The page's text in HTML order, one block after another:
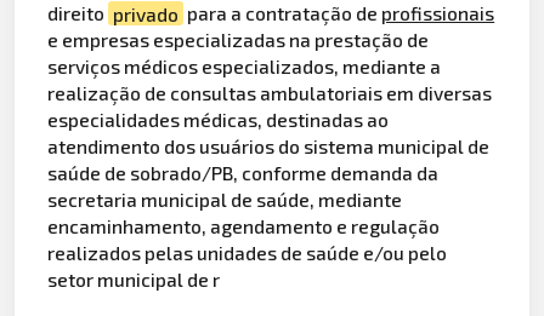
direito privado para a contratação de profissionais
e empresas especializadas na prestação de
serviços médicos especializados, mediante a
realização de consultas ambulatoriais em diversas
especialidades médicas, destinadas ao
atendimento dos usuários do sistema municipal de
saúde de sobrado/PB, conforme demanda da
secretaria municipal de saúde, mediante
encaminhamento, agendamento e regulação
realizados pelas unidades de saúde e/ou pelo
setor municipal de r